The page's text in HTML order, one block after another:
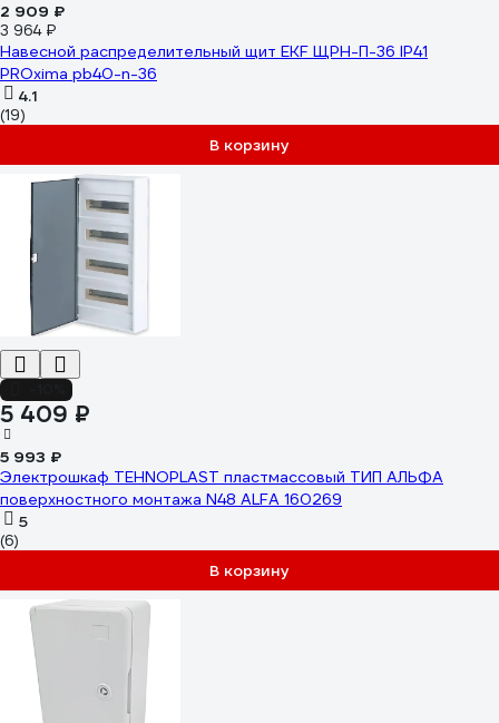
2 909 ₽
3 964 ₽
Навесной распределительный щит EKF ЩРН-П-36 IP41
PROxima pb40-n-36
4.1
(19)
В корзину
5 409 ₽
5 993 ₽
Электрошкаф TEHNOPLAST пластмассовый ТИП АЛЬФА
поверхностного монтажа N48 ALFA 160269
5
(6)
В корзину